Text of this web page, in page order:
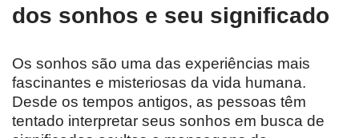
dos sonhos e seu significado
Os sonhos são uma das experiências mais
fascinantes e misteriosas da vida humana.
Desde os tempos antigos, as pessoas têm
tentado interpretar seus sonhos em busca de